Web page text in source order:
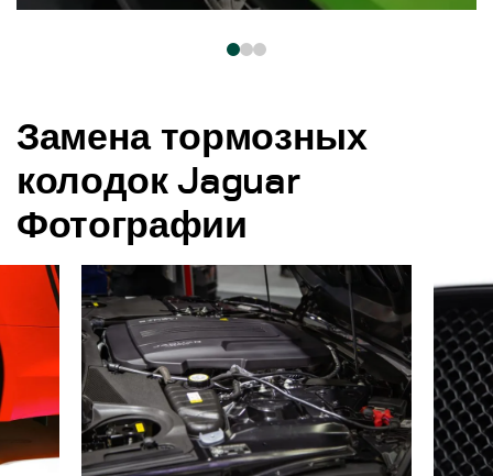
Замена тормозных
колодок Jaguar
Фотографии